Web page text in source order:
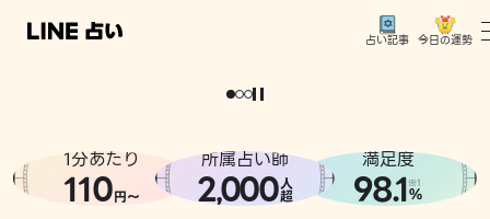
占い記事 今日の運勢
相談事例
どうせなら
。
1分あたり
110円〜
所属占い師
2,000人
超
満足度
98.1※1
%